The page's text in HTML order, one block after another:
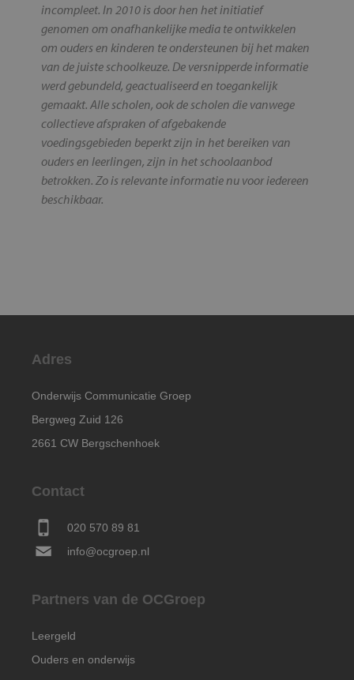
incompleet. In 2010 is door hen het initiatief
genomen om onafhankelijke media te ontwikkelen
om ouders en kinderen te ondersteunen bij het maken
van de juiste schoolkeuze. De versnipperde informatie
werd gebundeld, geactualiseerd en toegankelijk
gemaakt. Alle scholen, ook de scholen die vanwege
collectieve afspraken of afgebakende
voedingsgebieden beperkt zijn in het bereiken van
ouders en leerlingen, zijn in het schoolaanbod
betrokken. Zo is relevante informatie nu voor iedereen
beschikbaar.
Adres
Onderwijs Communicatie Groep
Bergweg Zuid 126
2661 CW Bergschenhoek
Contact
020 570 89 81
info@ocgroep.nl
Partners van de OCGroep
Leergeld
Ouders en onderwijs